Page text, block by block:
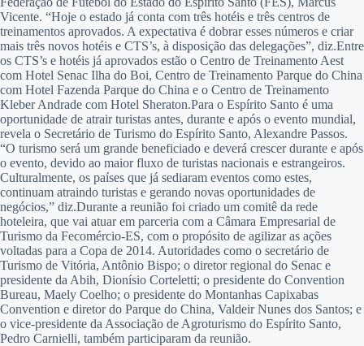
Vicente. “Hoje o estado já conta com três hotéis e três centros de
treinamentos aprovados. A expectativa é dobrar esses números e criar
mais três novos hotéis e CTS’s, à disposição das delegações”, diz.Entre
os CTS’s e hotéis já aprovados estão o Centro de Treinamento Aest
com Hotel Senac Ilha do Boi, Centro de Treinamento Parque do China
com Hotel Fazenda Parque do China e o Centro de Treinamento
Kleber Andrade com Hotel Sheraton.Para o Espírito Santo é uma
oportunidade de atrair turistas antes, durante e após o evento mundial,
revela o Secretário de Turismo do Espírito Santo, Alexandre Passos.
“O turismo será um grande beneficiado e deverá crescer durante e após
o evento, devido ao maior fluxo de turistas nacionais e estrangeiros.
Culturalmente, os países que já sediaram eventos como estes,
continuam atraindo turistas e gerando novas oportunidades de
negócios,” diz.Durante a reunião foi criado um comitê da rede
hoteleira, que vai atuar em parceria com a Câmara Empresarial de
Turismo da Fecomércio-ES, com o propósito de agilizar as ações
voltadas para a Copa de 2014. Autoridades como o secretário de
Turismo de Vitória, Antônio Bispo; o diretor regional do Senac e
presidente da Abih, Dionísio Corteletti; o presidente do Convention
Bureau, Maely Coelho; o presidente do Montanhas Capixabas
Convention e diretor do Parque do China, Valdeir Nunes dos Santos; e
o vice-presidente da Associação de Agroturismo do Espírito Santo,
Pedro Carnielli, também participaram da reunião.